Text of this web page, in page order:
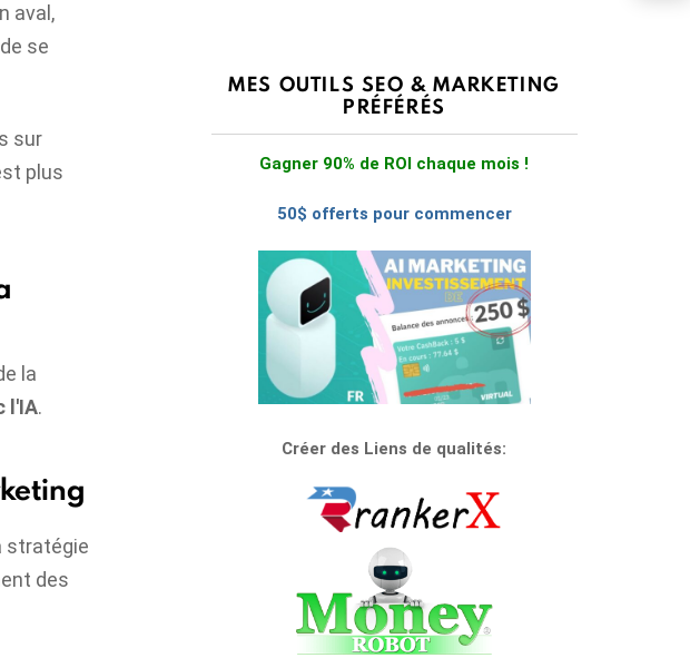
aval,
se
sur
plus
la
l'IA.
stratégie
des
MES OUTILS SEO & MARKETING
PRÉFÉRÉS
Gagner 90% de ROI chaque mois !
50$ offerts pour commencer
Créer des Liens de qualités: